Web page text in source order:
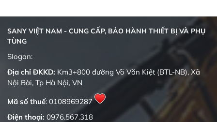
SANY VIỆT NAM - CUNG CẤP, BẢO HÀNH THIẾT BỊ VÀ PHỤ
TÙNG
Slogan:
Địa chỉ ĐKKD: Km3+800 đường Võ Văn Kiệt (BTL-NB), Xã
Nội Bài, Tp Hà Nội, VN
Mã số thuế: 0108969287
Điện thoại: 0976.567.318